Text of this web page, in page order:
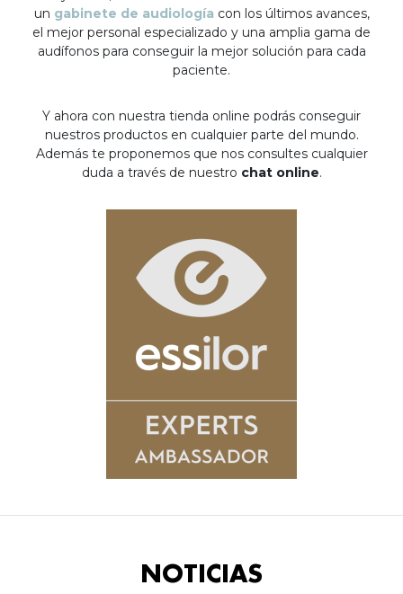
un gabinete de audiología con los últimos avances,
el mejor personal especializado y una amplia gama de
audífonos para conseguir la mejor solución para cada
paciente.
Y ahora con nuestra tienda online podrás conseguir
nuestros productos en cualquier parte del mundo.
Además te proponemos que nos consultes cualquier
duda a través de nuestro chat online.
NOTICIAS